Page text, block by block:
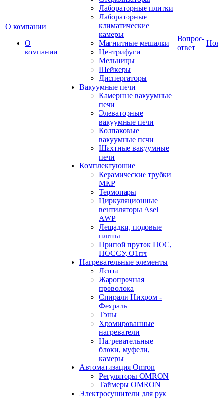
О компании
О
компании
Лабораторные плитки
Лабораторные
климатические
камеры
Магнитные мешалки
Центрифуги
Мельницы
Шейкеры
Диспергаторы
Вакуумные печи
Камерные вакуумные
печи
Элеваторные
вакуумные печи
Колпаковые
вакуумные печи
Шахтные вакуумные
печи
Комплектующие
Керамические трубки
МКР
Термопары
Циркуляционные
вентиляторы Asel
AWP
Лещадки, подовые
плиты
Припой пруток ПОС,
ПОССУ, О1пч
Нагревательные элементы
Лента
Жаропрочная
проволока
Спирали Нихром -
Фехраль
Тэны
Хромированные
нагреватели
Нагревательные
блоки, муфели,
камеры
Автоматизация Omron
Регуляторы OMRON
Таймеры OMRON
Электросушители для рук
Вопрос-
ответ